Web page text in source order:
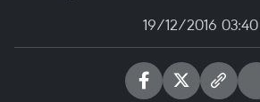
19/12/2016 03:40